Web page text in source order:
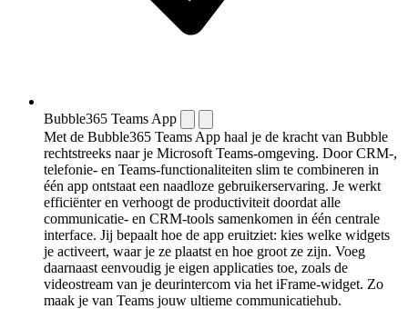
Bubble365 Teams App
Met de Bubble365 Teams App haal je de kracht van Bubble
rechtstreeks naar je Microsoft Teams-omgeving. Door CRM-,
telefonie- en Teams-functionaliteiten slim te combineren in
één app ontstaat een naadloze gebruikerservaring. Je werkt
efficiënter en verhoogt de productiviteit doordat alle
communicatie- en CRM-tools samenkomen in één centrale
interface. Jij bepaalt hoe de app eruitziet: kies welke widgets
je activeert, waar je ze plaatst en hoe groot ze zijn. Voeg
daarnaast eenvoudig je eigen applicaties toe, zoals de
videostream van je deurintercom via het iFrame-widget. Zo
maak je van Teams jouw ultieme communicatiehub.